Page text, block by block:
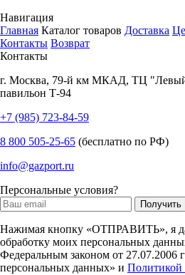
Навигация
Главная Каталог товаров Доставка
Контакты Возврат
Контакты
г. Москва, 79-й км МКАД, ТЦ "Левый
павильон Т-94
+7 (985) 723-84-59
8 800 505-25-65 (бесплатно по РФ)
info@gazport.ru
Персональные условия?
Нажимая кнопку «ОТПРАВИТЬ», я
обработку моих персональных
Федеральным законом от
персональных данных» и Политикой